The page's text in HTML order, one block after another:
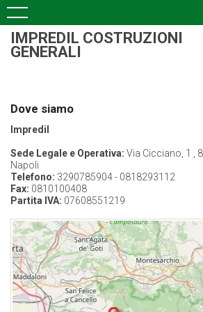
IMPREDIL COSTRUZIONI
GENERALI
Dove siamo
Impredil
Sede Legale e Operativa: Via Cicciano, 1 ,
Napoli
Telefono: 3290785904 - 0818293112
Fax: 0810100408
Partita IVA: 07608551219